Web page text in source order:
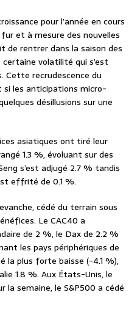
pour l’année en cours
et à mesure des nouvelles
de rentrer dans la saison des
volatilité qui s’est
Cette recrudescence du
les anticipations micro-
désillusions sur une
asiatiques ont tiré leur
1.3 %, évoluant sur des
s’est adjugé 2.7 % tandis
effrité de 0.1 %.
cédé du terrain sous
Le CAC40 a
de 2 %, le Dax de 2.2 %
les pays périphériques de
la plus forte baisse (-4.1 %),
1.8 %. Aux États-Unis, le
la semaine, le S&P500 a cédé